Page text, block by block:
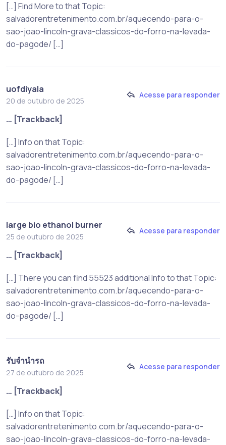
[…] Find More to that Topic:
salvadorentretenimento.com.br/aquecendo-para-o-
sao-joao-lincoln-grava-classicos-do-forro-na-levada-
do-pagode/ […]
uofdiyala
20 de outubro de 2025
Acesse para responder
… [Trackback]
[…] Info on that Topic:
salvadorentretenimento.com.br/aquecendo-para-o-
sao-joao-lincoln-grava-classicos-do-forro-na-levada-
do-pagode/ […]
large bio ethanol burner
25 de outubro de 2025
Acesse para responder
… [Trackback]
[…] There you can find 55523 additional Info to that Topic:
salvadorentretenimento.com.br/aquecendo-para-o-
sao-joao-lincoln-grava-classicos-do-forro-na-levada-
do-pagode/ […]
รับจำนำรถ
27 de outubro de 2025
Acesse para responder
… [Trackback]
[…] Info on that Topic:
salvadorentretenimento.com.br/aquecendo-para-o-
sao-joao-lincoln-grava-classicos-do-forro-na-levada-